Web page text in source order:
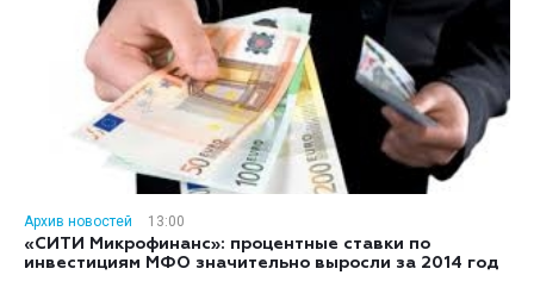
Архив новостей
13:00
«СИТИ Микрофинанс»: процентные ставки по
инвестициям МФО значительно выросли за 2014 год